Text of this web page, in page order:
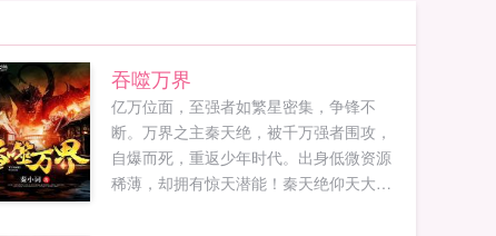
吞噬万界
亿万位面，至强者如繁星密集，争锋不
断。万界之主秦天绝，被千万强者围攻，
自爆而死，重返少年时代。出身低微资源
稀薄，却拥有惊天潜能！秦天绝仰天大笑